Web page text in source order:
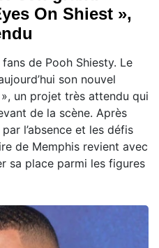
On Shiest »,
de Pooh Shiesty. Le
son nouvel
un projet très attendu qui
de la scène. Après
l’absence et les défis
de Memphis revient avec
sa place parmi les figures